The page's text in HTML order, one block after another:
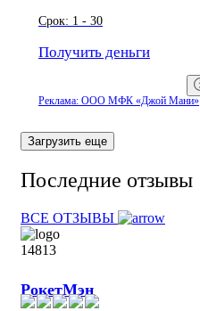
Срок: 1 - 30
Получить деньги
Реклама: ООО МФК «Джой Мани»
Загрузить еще
Последние отзывы
ВСЕ ОТЗЫВЫ
РокетМэн